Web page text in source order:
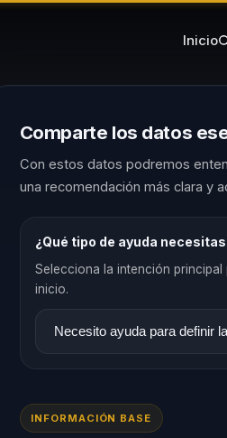
Inicio
Comparte los datos
Con estos datos podremos
una recomendación más clara y
¿Qué tipo de ayuda
Selecciona la intención
inicio.
INFORMACIÓN BASE